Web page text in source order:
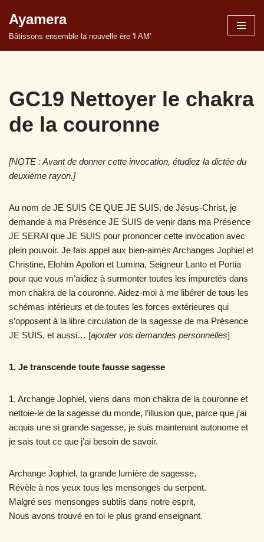
Aller
Ayamera
Bâtissons ensemble la nouvelle ère 'I AM'
GC19 Nettoyer le chakra
de la couronne
[NOTE : Avant de donner cette invocation, étudiez la dictée du
deuxième rayon.]
Au nom de JE SUIS CE QUE JE SUIS, de Jésus-Christ, je
demande à ma Présence JE SUIS de venir dans ma Présence
JE SERAI que JE SUIS pour prononcer cette invocation avec
plein pouvoir. Je fais appel aux bien-aimés Archanges Jophiel et
Christine, Elohim Apollon et Lumina, Seigneur Lanto et Portia
pour que vous m’aidiez à surmonter toutes les impuretés dans
mon chakra de la couronne. Aidez-moi à me libérer de tous les
schémas intérieurs et de toutes les forces extérieures qui
s’opposent à la libre circulation de la sagesse de ma Présence
JE SUIS, et aussi… [ajouter vos demandes personnelles]
1. Je transcende toute fausse sagesse
1. Archange Jophiel, viens dans mon chakra de la couronne et
nettoie-le de la sagesse du monde, l’illusion que, parce que j’ai
acquis une si grande sagesse, je suis maintenant autonome et
je sais tout ce que j’ai besoin de savoir.
Archange Jophiel, ta grande lumière de sagesse,
Révèle à nos yeux tous les mensonges du serpent.
Malgré ses mensonges subtils dans notre esprit,
Nous avons trouvé en toi le plus grand enseignant.